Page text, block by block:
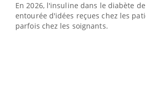
En 2026, l'insuline dans le diabète
entourée d'idées reçues chez les
parfois chez les soignants.